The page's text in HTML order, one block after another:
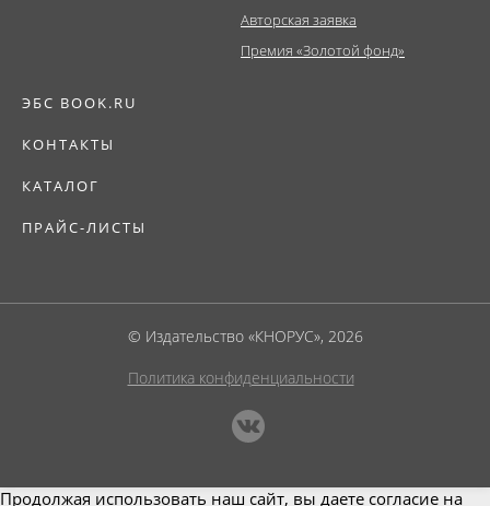
Авторская заявка
Премия «Золотой фонд»
ЭБС BOOK.RU
КОНТАКТЫ
КАТАЛОГ
ПРАЙС-ЛИСТЫ
© Издательство «КНОРУС», 2026
Политика конфиденциальности
Продолжая использовать наш сайт, вы даете согласие на